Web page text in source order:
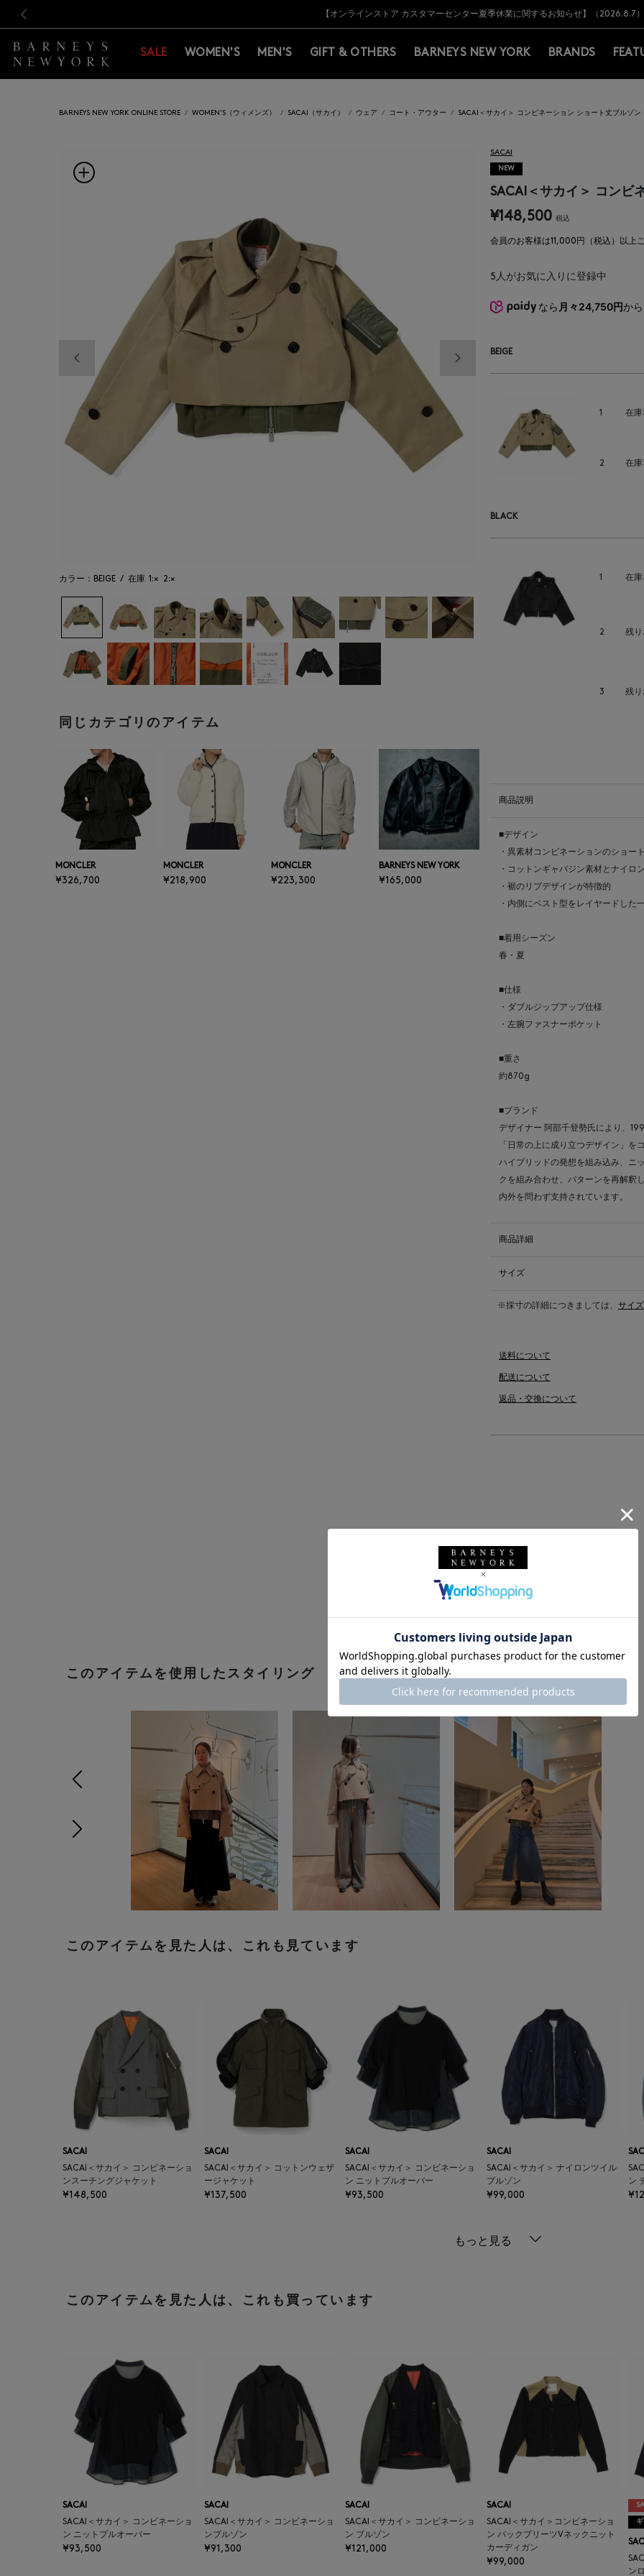
新規登録のお客様も対象！＜MY BARNEYS＞会員のお客様は11,000円（税込）以上のお買上げで常時送料無料
【夏季休業に伴う出荷一時停止のお知らせ】(2026.8.7)
【オンラインストア カスタマーセンター夏季休業に関するお知らせ】（2026.8.7）
【夏季休業に伴う返品・交換承り一時停止のお知らせ】（2026.8.5）
熊本県を中心とした地震の影響によるお荷物のお届けについて
【開催中】SUMMER SALEのご案内・ご注意事項
新規登録のお客様も対象！＜MY BARNEYS＞会員のお客様は11,000円（税込）以上のお買上げで常時送料無料
【夏季休業に伴う出荷一時停止のお知らせ】(2026.8.7)
SALE WOMEN'S MEN'S GIFT & OTHERS BARNEYS NEW YORK BRANDS
BARNEYS NEW YORK ONLINE STORE WOMEN'S（ウィメンズ） SACAI（サカイ） ウェア コート・アウター SACAI＜サカイ＞ コンビネーション ショート丈ブルゾン
次の画像
カラー：BEIGE / 在庫 1:× 2:×
同じカテゴリのアイテム
MONCLER
¥326,700
MONCLER
¥218,900
MONCLER
¥223,300
BARNEYS NEW YORK
¥165,000
SACAI
NEW
SACAI＜サカイ＞ コンビ
¥148,500 税込
会員のお客様は11,000円（税込）以上
5人がお気に入りに登録中
なら 月々24,750円か
BEIGE
1 在庫
2 在庫
BLACK
1 在庫
2 残
3 残
商品説明
■デザイン
・異素材コンビネーションのショー
・コットンギャバジン素材とナイロ
・裾のリブデザインが特徴的
・内側にベスト型をレイヤードした
■着用シーズン
春・夏
■仕様
・ダブルジップアップ仕様
・左腕ファスナーポケット
■重さ
約870g
■ブランド
デザイナー 阿部千登勢氏により、
「日常の上に成り立つデザイン」を
ハイブリッドの発想を組み込み、ニ
クを組み合わせ、パターンを再解釈
内外を問わず支持されています。
商品詳細
サイズ
※採寸の詳細につきましては、 サイ
送料について
配送について
返品・交換について
このアイテムを使用したスタイリング
このアイテムを見た人は、これも見ています
SACAI
SACAI＜サカイ＞ コンビネーショ
ンスーチングジャケット
¥148,500
SACAI
SACAI＜サカイ＞ コットンウェザ
ージャケット
¥137,500
SACAI
SACAI＜サカイ＞ コンビネーショ
ン ニットプルオーバー
¥93,500
SACAI
SACAI＜サカイ＞ ナイロンツイル
ブルゾン
¥99,000
ン
もっと見る
このアイテムを見た人は、これも買っています
SACAI
SACAI＜サカイ＞ コンビネーショ
ン ニットプルオーバー
¥93,500
SACAI
SACAI＜サカイ＞ コンビネーショ
ンブルゾン
¥91,300
SACAI
SACAI＜サカイ＞ コンビネーショ
ン ブルゾン
¥121,000
SACAI
SACAI＜サカイ＞コンビネーショ
ン バックプリーツVネックニット
カーディガン
¥99,000
ン